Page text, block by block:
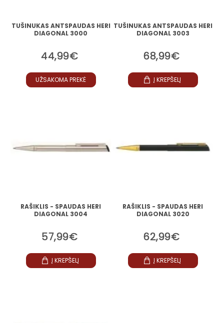
TUŠINUKAS ANTSPAUDAS HERI
DIAGONAL 3000
44,99€
UŽSAKOMA PREKĖ
TUŠINUKAS ANTSPAUDAS HERI
DIAGONAL 3003
68,99€
Į KREPŠELĮ
RAŠIKLIS - SPAUDAS HERI
DIAGONAL 3004
57,99€
Į KREPŠELĮ
RAŠIKLIS - SPAUDAS HERI
DIAGONAL 3020
62,99€
Į KREPŠELĮ